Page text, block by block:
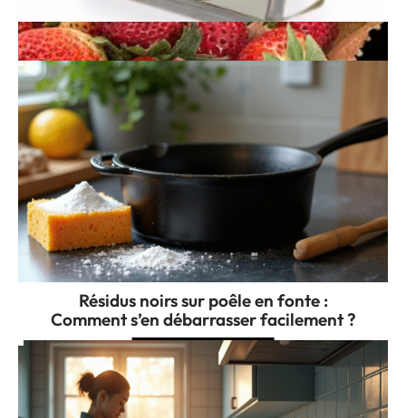
Identifier le ph de son sol
Résidus noirs sur poêle en fonte :
Comment s’en débarrasser facilement ?